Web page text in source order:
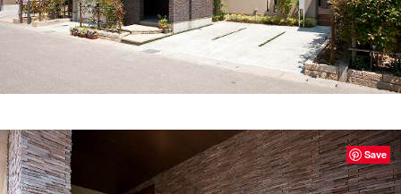
Save